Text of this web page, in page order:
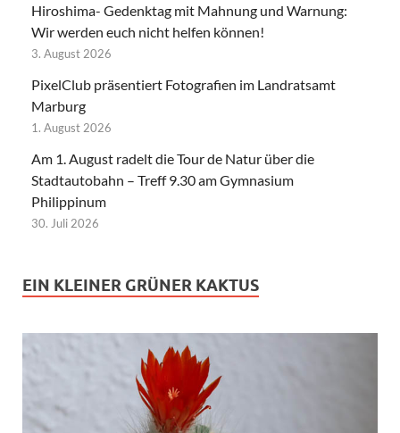
Hiroshima- Gedenktag mit Mahnung und Warnung:
Wir werden euch nicht helfen können!
3. August 2026
PixelClub präsentiert Fotografien im Landratsamt
Marburg
1. August 2026
Am 1. August radelt die Tour de Natur über die
Stadtautobahn – Treff 9.30 am Gymnasium
Philippinum
30. Juli 2026
EIN KLEINER GRÜNER KAKTUS